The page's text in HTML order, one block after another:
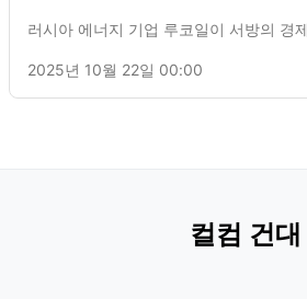
러시아 에너지 기업 루코일이 서방의 경
부 산하 해외자산통제국(OFAC)에서 발
여 진행될 예정입니다.
2025년 10월 22일 00:00
컬컴 건대